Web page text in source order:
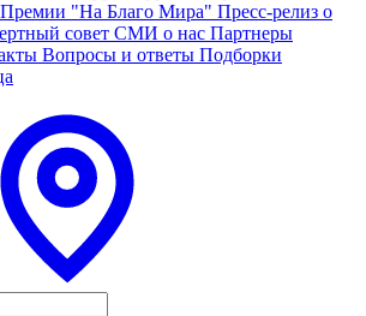
"На Благо Мира" Пресс-релиз о
совет СМИ о нас Партнеры
Вопросы и ответы Подборки